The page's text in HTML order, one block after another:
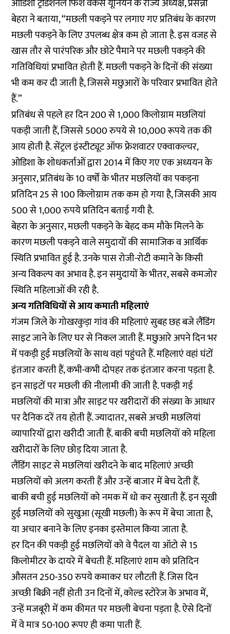
ओडिशा ट्रेडिशनल फिश वर्कर्स यूनियन के राज्य अध्यक्ष, प्रसन्ना
बेहरा ने बताया, “मछली पकड़ने पर लगाए गए प्रतिबंध के कारण
मछली पकड़ने के लिए उपलब्ध क्षेत्र कम हो जाता है. इस वजह से
खास तौर से पारंपरिक और छोटे पैमाने पर मछली पकड़ने की
गतिविधियां प्रभावित होती हैं. मछली पकड़ने के दिनों की संख्या
भी कम कर दी जाती है, जिससे मछुआरों के परिवार प्रभावित होते
हैं.”
प्रतिबंध से पहले हर दिन 200 से 1,000 किलोग्राम मछलियां
पकड़ी जाती हैं, जिससे 5000 रुपये से 10,000 रूपये तक की
आय होती है. सेंट्रल इंस्टीट्यूट ऑफ फ्रेशवाटर एक्वाकल्चर,
ओडिशा के शोधकर्ताओं द्वारा 2014 में किए गए एक अध्ययन के
अनुसार, प्रतिबंध के 10 वर्षों के भीतर मछलियों का पकड़ना
प्रतिदिन 25 से 100 किलोग्राम तक कम हो गया है, जिसकी आय
500 से 1,000 रुपये प्रतिदिन बताई गयी है.
बेहरा के अनुसार, मछली पकड़ने के बेहद कम मौके मिलने के
कारण मछली पकड़ने वाले समुदायों की सामाजिक व आर्थिक
स्थिति प्रभावित हुई है. उनके पास रोजी-रोटी कमाने के किसी
अन्य विकल्प का अभाव है. इन समुदायों के भीतर, सबसे कमजोर
स्थिति महिलाओं की रही है.
अन्य गतिविधियों से आय कमाती महिलाएं
गंजम जिले के गोखरकुड़ा गांव की महिलाएं सुबह छह बजे लैंडिंग
साइट जाने के लिए घर से निकल जाती हैं. मछुआरे अपने दिन भर
में पकड़ी हुई मछलियों के साथ वहां पहुंचते हैं. महिलाएं वहां घंटों
इंतजार करती हैं, कभी-कभी दोपहर तक इंतजार करना पड़ता है.
इन साइटों पर मछली की नीलामी की जाती है. पकड़ी गई
मछलियों की मात्रा और साइट पर खरीदारों की संख्या के आधार
पर दैनिक दरें तय होती हैं. ज्यादातर, सबसे अच्छी मछलियां
व्यापारियों द्वारा खरीदी जाती हैं. बाकी बची मछलियों को महिला
खरीदारों के लिए छोड़ दिया जाता है.
लैंडिंग साइट से मछलियां खरीदने के बाद महिलाएं अच्छी
मछलियों को अलग करती हैं और उन्हें बाजार में बेच देती हैं.
बाकी बची हुई मछलियों को नमक में धो कर सुखाती हैं. इन सूखी
हुई मछलियों को सुखुआ (सूखी मछली) के रूप में बेचा जाता है,
या अचार बनाने के लिए इनका इस्तेमाल किया जाता है.
हर दिन की पकड़ी हुई मछलियों को वे पैदल या ऑटो से 15
किलोमीटर के दायरे में बेचती हैं. महिलाएं शाम को प्रतिदिन
औसतन 250-350 रुपये कमाकर घर लौटती हैं. जिस दिन
अच्छी बिक्री नहीं होती उन दिनों में, कोल्ड स्टोरेज के अभाव में,
उन्हें मजबूरी में कम कीमत पर मछली बेचना पड़ता है. ऐसे दिनों
में वे मात्र 50-100 रूपए ही कमा पाती हैं.